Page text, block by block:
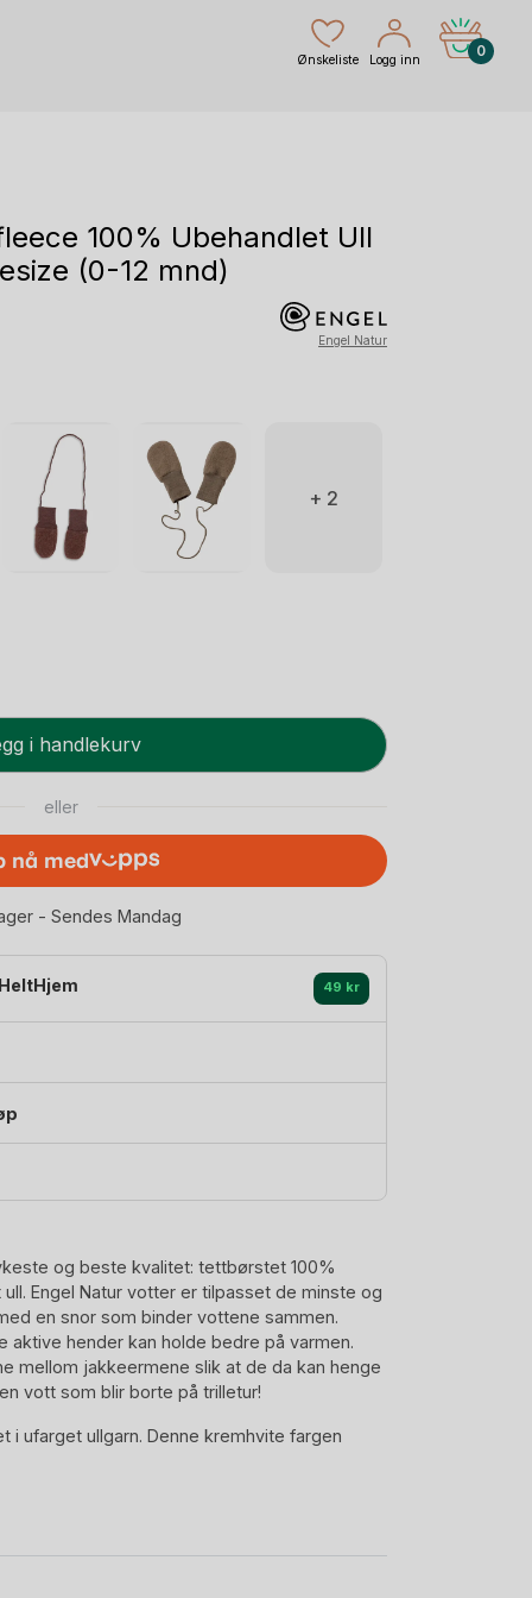
Ønskeliste Logg inn
0
100% Ubehandlet Ull
(0-12 mnd)
Engel Natur
+ 2
i handlekurv
eller
nå med
- Sendes Mandag
49 kr
og beste kvalitet: tettbørstet 100%
Engel Natur votter er tilpasset de minste og
en snor som binder vottene sammen.
aktive hender kan holde bedre på varmen.
mellom jakkeermene slik at de da kan henge
vott som blir borte på trilletur!
i ufarget ullgarn. Denne kremhvite fargen
ull fra etisk produksjon. Deres ullklær er
at sluttproduktet er 100% naturlig og at
miljøansvarlig i alle ledd. Engel Natur bruker